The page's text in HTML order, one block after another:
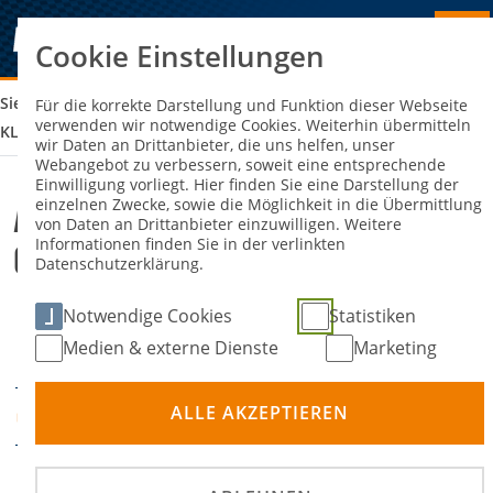
Sie sind hier: ADAC FLUGPLATZRENNEN WALLDÜRN, ODENWALD
KLASSIK
ADAC Flugplatzrennen Walldürn,
Odenwald Klassik
DATUM
19. Juni 2026-21. Juni
2026
ORT Flugplatz Walldürn
DISZIPLIN Straßensport
Cookie Einstellungen
Für die korrekte Darstellung und Funktion dieser Webseite
verwenden wir notwendige Cookies. Weiterhin übermitteln
wir Daten an Drittanbieter, die uns helfen, unser
Webangebot zu verbessern, soweit eine entsprechende
Einwilligung vorliegt. Hier finden Sie eine Darstellung der
einzelnen Zwecke, sowie die Möglichkeit in die Übermittlung
von Daten an Drittanbieter einzuwilligen. Weitere
Informationen finden Sie in der verlinkten
Datenschutzerklärung.
Notwendige Cookies
Statistiken
Medien & externe Dienste
Marketing
ALLE AKZEPTIEREN